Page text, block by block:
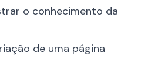
o conhecimento da
de uma página